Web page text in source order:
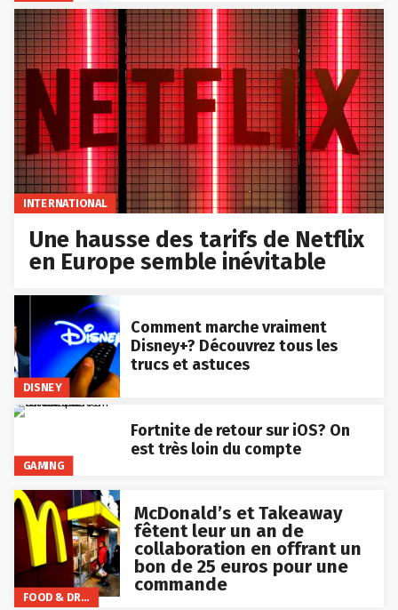
INTERNATIONAL
Une hausse des tarifs de Netflix
en Europe semble inévitable
DISNEY
Comment marche vraiment
Disney+? Découvrez tous les
trucs et astuces
GAMING
Fortnite de retour sur iOS? On
est très loin du compte
FOOD & DRINKS
McDonald’s et Takeaway
fêtent leur un an de
collaboration en offrant un
bon de 25 euros pour une
commande